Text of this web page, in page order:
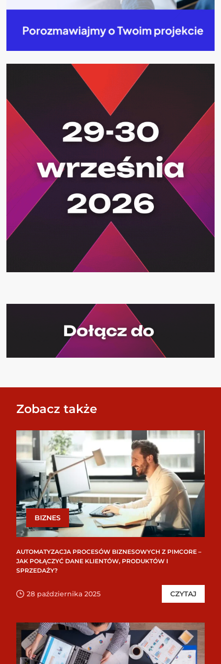
Zobacz także
BIZNES
AUTOMATYZACJA PROCESÓW BIZNESOWYCH Z PIMCORE –
JAK POŁĄCZYĆ DANE KLIENTÓW, PRODUKTÓW I
SPRZEDAŻY?
28 października 2025 CZYTAJ